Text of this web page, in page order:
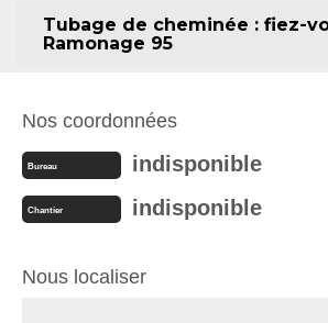
Tubage de cheminée : fiez-
Ramonage 95
Nos coordonnées
Bureau indisponible
Chantier indisponible
Nous localiser